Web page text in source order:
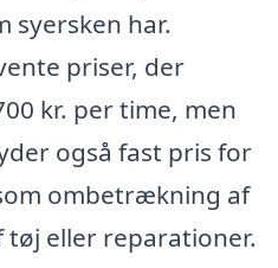
syersken har.
priser, der
kr. per time, men
også fast pris for
ombetrækning af
tøj eller reparationer.